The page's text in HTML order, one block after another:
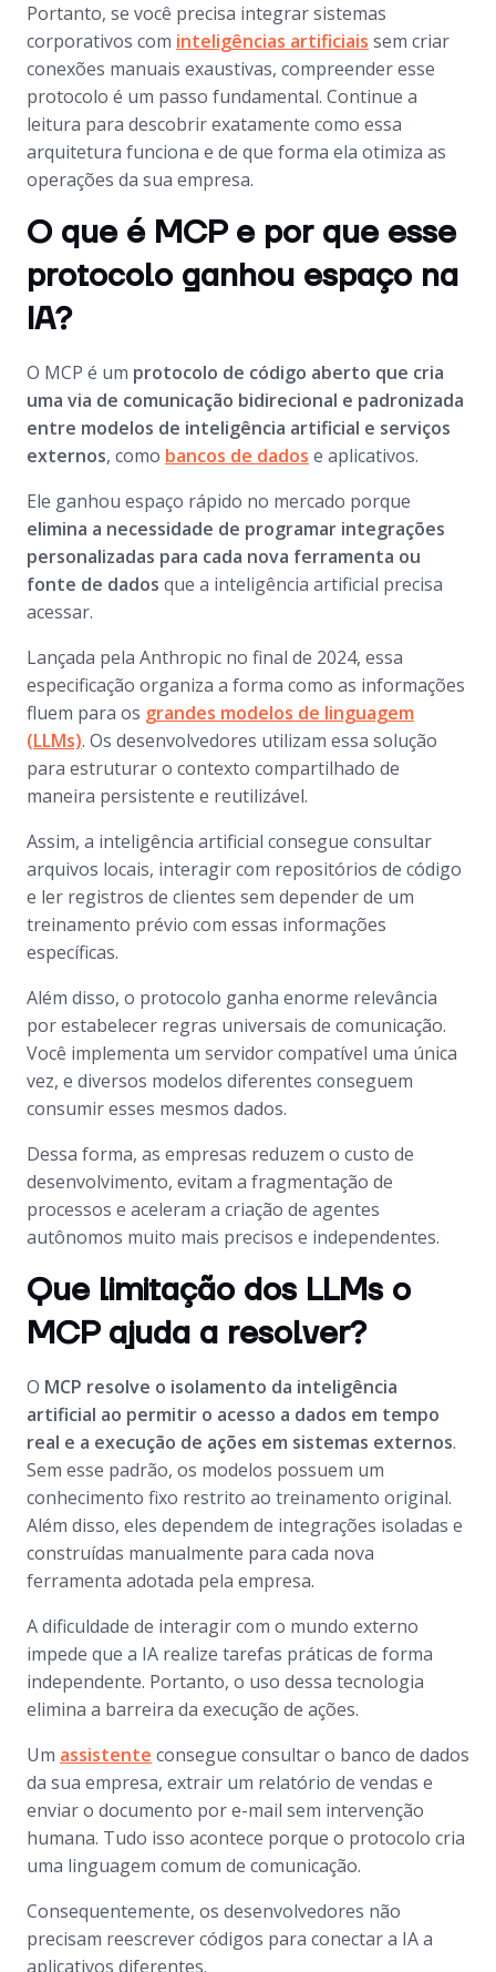
Portanto, se você precisa integrar sistemas
corporativos com inteligências artificiais sem criar
conexões manuais exaustivas, compreender esse
protocolo é um passo fundamental. Continue a
leitura para descobrir exatamente como essa
arquitetura funciona e de que forma ela otimiza as
operações da sua empresa.
O que é MCP e por que esse
protocolo ganhou espaço na
IA?
O MCP é um protocolo de código aberto que cria
uma via de comunicação bidirecional e padronizada
entre modelos de inteligência artificial e serviços
externos, como bancos de dados e aplicativos.
Ele ganhou espaço rápido no mercado porque
elimina a necessidade de programar integrações
personalizadas para cada nova ferramenta ou
fonte de dados que a inteligência artificial precisa
acessar.
Lançada pela Anthropic no final de 2024, essa
especificação organiza a forma como as informações
fluem para os grandes modelos de linguagem
(LLMs). Os desenvolvedores utilizam essa solução
para estruturar o contexto compartilhado de
maneira persistente e reutilizável.
Assim, a inteligência artificial consegue consultar
arquivos locais, interagir com repositórios de código
e ler registros de clientes sem depender de um
treinamento prévio com essas informações
específicas.
Além disso, o protocolo ganha enorme relevância
por estabelecer regras universais de comunicação.
Você implementa um servidor compatível uma única
vez, e diversos modelos diferentes conseguem
consumir esses mesmos dados.
Dessa forma, as empresas reduzem o custo de
desenvolvimento, evitam a fragmentação de
processos e aceleram a criação de agentes
autônomos muito mais precisos e independentes.
Que limitação dos LLMs o
MCP ajuda a resolver?
O MCP resolve o isolamento da inteligência
artificial ao permitir o acesso a dados em tempo
real e a execução de ações em sistemas externos.
Sem esse padrão, os modelos possuem um
conhecimento fixo restrito ao treinamento original.
Além disso, eles dependem de integrações isoladas e
construídas manualmente para cada nova
ferramenta adotada pela empresa.
A dificuldade de interagir com o mundo externo
impede que a IA realize tarefas práticas de forma
independente. Portanto, o uso dessa tecnologia
elimina a barreira da execução de ações.
Um assistente consegue consultar o banco de dados
da sua empresa, extrair um relatório de vendas e
enviar o documento por e-mail sem intervenção
humana. Tudo isso acontece porque o protocolo cria
uma linguagem comum de comunicação.
Consequentemente, os desenvolvedores não
precisam reescrever códigos para conectar a IA a
aplicativos diferentes.